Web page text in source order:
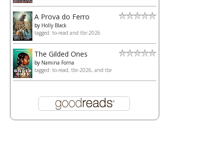
A Prova do Ferro
by Holly Black
tagged: to-read and tbr-2026
The Gilded Ones
by Namina Forna
tagged: to-read, tbr-2026, and tbr